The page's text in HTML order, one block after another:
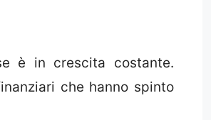
è in crescita costante.
che hanno spinto